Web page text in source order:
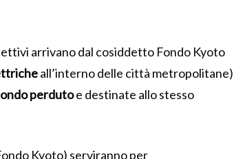
arrivano dal cosiddetto Fondo Kyoto
all’interno delle città metropolitane)
perdutoe destinate allo stesso
Kyoto) serviranno per